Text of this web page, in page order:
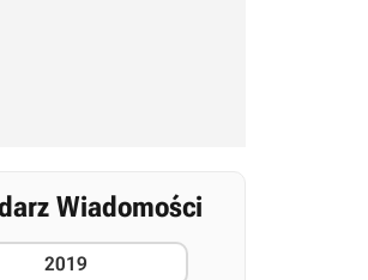
Wiadomości
2019